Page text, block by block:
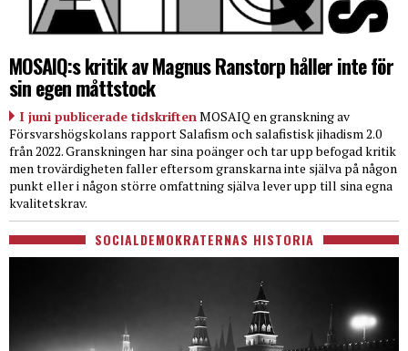
MOSAIQ:s kritik av Magnus Ranstorp håller inte för
sin egen måttstock
I juni publicerade tidskriften MOSAIQ en granskning av
Försvarshögskolans rapport Salafism och salafistisk jihadism 2.0
från 2022. Granskningen har sina poänger och tar upp befogad kritik
men trovärdigheten faller eftersom granskarna inte själva på någon
punkt eller i någon större omfattning själva lever upp till sina egna
kvalitetskrav.
SOCIALDEMOKRATERNAS HISTORIA